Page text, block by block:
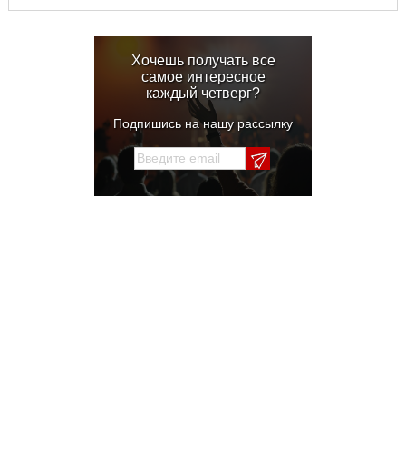
Хочешь получать все
самое интересное
каждый четверг?
Подпишись на нашу рассылку